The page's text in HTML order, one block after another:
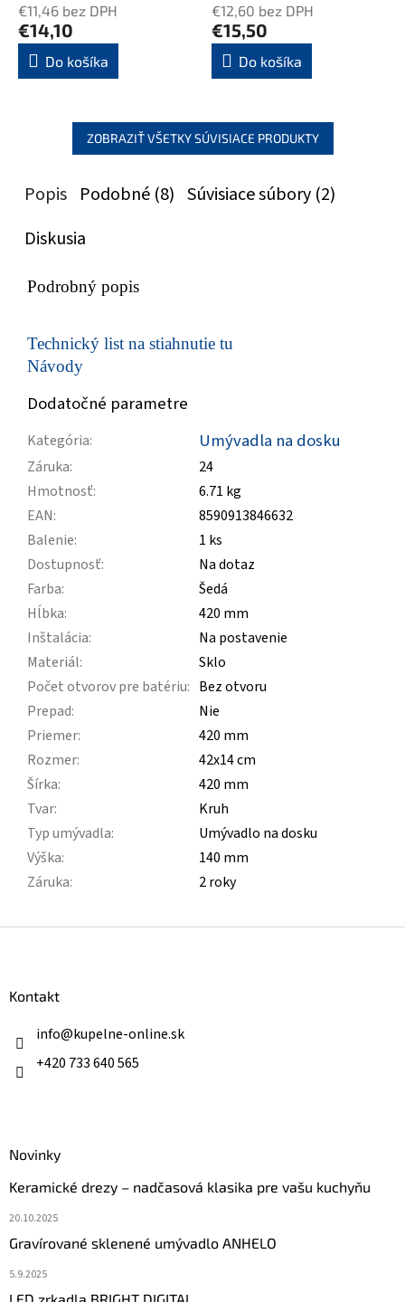
€11,46 bez DPH
€14,10
Do košíka
€12,60 bez DPH
€15,50
Do košíka
ZOBRAZIŤ VŠETKY SÚVISIACE PRODUKTY
Popis Podobné (8) Súvisiace súbory (2)
Diskusia
Podrobný popis
Technický list na stiahnutie tu
Návody
Dodatočné parametre
Kategória: Umývadla na dosku
Záruka:
24
Hmotnosť:
6.71 kg
EAN:
8590913846632
Balenie:
1 ks
Dostupnosť:
Na dotaz
Farba:
Šedá
Hĺbka:
420 mm
Inštalácia:
Na postavenie
Materiál:
Sklo
Počet otvorov pre batériu: Bez otvoru
Prepad:
Nie
Priemer:
420 mm
Rozmer:
42x14 cm
Šírka:
420 mm
Tvar:
Kruh
Typ umývadla:
Umývadlo na dosku
Výška:
140 mm
Záruka: 2 roky
Kontakt
info@kupelne-online.sk
+420 733 640 565
Novinky
Keramické drezy – nadčasová klasika pre vašu kuchyňu
20.10.2025
Gravírované sklenené umývadlo ANHELO
5.9.2025
LED zrkadla BRIGHT DIGITAL